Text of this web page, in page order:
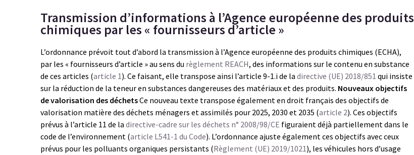
Transmission d’informations à l’Agence européenne des produits
chimiques par les « fournisseurs d’article »
L’ordonnance prévoit tout d’abord la transmission à l’Agence européenne des produits chimiques (ECHA),
par les « fournisseurs d’article » au sens du règlement REACH, des informations sur le contenu en substance
de ces articles (article 1). Ce faisant, elle transpose ainsi l’article 9-1.i de la directive (UE) 2018/851 qui insiste
sur la réduction de la teneur en substances dangereuses des matériaux et des produits. Nouveaux objectifs
de valorisation des déchetsCe nouveau texte transpose également en droit français des objectifs de
valorisation matière des déchets ménagers et assimilés pour 2025, 2030 et 2035 (article 2). Ces objectifs
prévus à l’article 11 de la directive-cadre sur les déchets n° 2008/98/CE figuraient déjà partiellement dans le
code de l’environnement (article L541-1 du Code). L’ordonnance ajuste également ces objectifs avec ceux
prévus pour les polluants organiques persistants (Règlement (UE) 2019/1021), les véhicules hors d’usage